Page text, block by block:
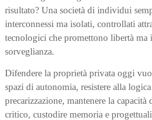
risultato? Una società di individui
interconnessi ma isolati, controllati
tecnologici che promettono libertà ma
sorveglianza.
Difendere la proprietà privata oggi
spazi di autonomia, resistere alla
precarizzazione, mantenere la capacità
critico, custodire memoria e